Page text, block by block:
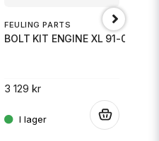
FEULING PARTS
BOLT KIT ENGINE XL 91-03
3 129 kr